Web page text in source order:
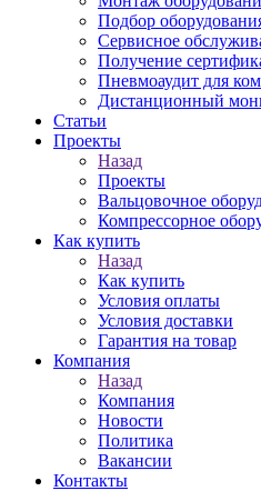
Подбор
Сервисное
Получение
Пневмоаудит для
Дистанционный
Статьи
Проекты
Назад
Проекты
Вальцовочное
Компрессорное
Как купить
Назад
Как купить
Условия оплаты
Условия доставки
Гарантия на товар
Компания
Назад
Компания
Новости
Политика
Вакансии
Контакты